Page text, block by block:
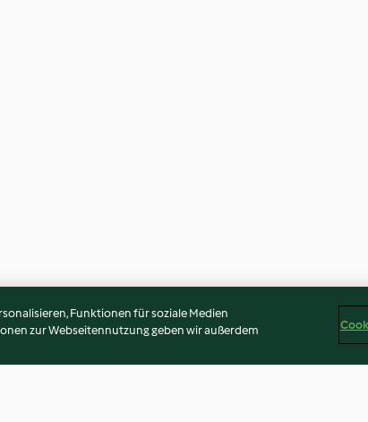
Funktionen für soziale Medien
zur Webseitennutzung geben wir außerdem